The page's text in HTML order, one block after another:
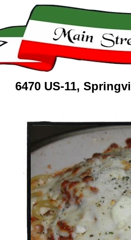
6470 US-11,